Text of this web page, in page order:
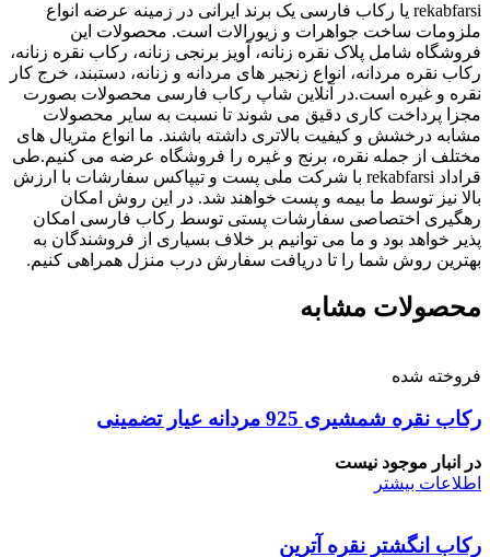
rekabfarsi یا رکاب فارسی یک برند ایرانی در زمینه عرضه انواع
ملزومات ساخت جواهرات و زیورالات است. محصولات این
فروشگاه شامل پلاک نقره زنانه، آویز برنجی زنانه، رکاب نقره زنانه،
رکاب نقره مردانه، انواع زنجیر های مردانه و زنانه، دستبند، خرج کار
نقره و غیره است.در آنلاین شاپ رکاب فارسی محصولات بصورت
مجزا پرداخت کاری دقیق می شوند تا نسبت به سایر محصولات
مشابه درخشش و کیفیت بالاتری داشته باشند. ما انواع متریال های
مختلف از جمله نقره، برنج و غیره را فروشگاه عرضه می کنیم.طی
قراداد rekabfarsi با شرکت ملی پست و تیپاکس سفارشات با ارزش
بالا نیز توسط ما بیمه و پست خواهند شد. در این روش امکان
رهگیری اختصاصی سفارشات پستی توسط رکاب فارسی امکان
پذیر خواهد بود و ما می توانیم بر خلاف بسیاری از فروشندگان به
بهترین روش شما را تا دریافت سفارش درب منزل همراهی کنیم.
محصولات مشابه
فروخته شده
رکاب نقره شمشیری 925 مردانه عیار تضمینی
در انبار موجود نیست
اطلاعات بیشتر
رکاب انگشتر نقره آترین